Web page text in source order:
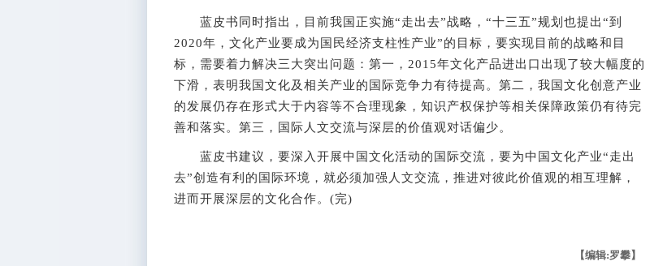
蓝皮书同时指出，目前我国正实施“走出去”战略，“十三五”规划也提出“到
2020年，文化产业要成为国民经济支柱性产业”的目标，要实现目前的战略和目
标，需要着力解决三大突出问题：第一，2015年文化产品进出口出现了较大幅度的
下滑，表明我国文化及相关产业的国际竞争力有待提高。第二，我国文化创意产业
的发展仍存在形式大于内容等不合理现象，知识产权保护等相关保障政策仍有待完
善和落实。第三，国际人文交流与深层的价值观对话偏少。
蓝皮书建议，要深入开展中国文化活动的国际交流，要为中国文化产业“走出
去”创造有利的国际环境，就必须加强人文交流，推进对彼此价值观的相互理解，
进而开展深层的文化合作。(完)
【编辑:罗攀】